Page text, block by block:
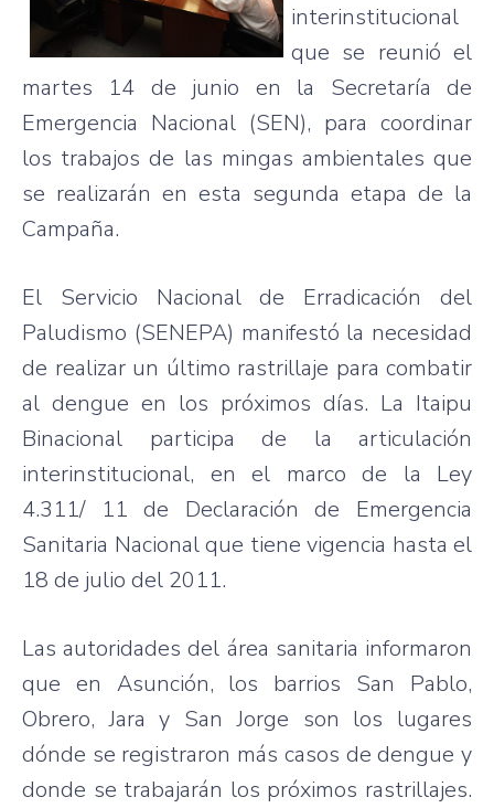
interinstitucional
que se reunió el
martes 14 de junio en la Secretaría de
Emergencia Nacional (SEN), para coordinar
los trabajos de las mingas ambientales que
se realizarán en esta segunda etapa de la
Campaña.
El Servicio Nacional de Erradicación del
Paludismo (SENEPA) manifestó la necesidad
de realizar un último rastrillaje para combatir
al dengue en los próximos días. La Itaipu
Binacional participa de la articulación
interinstitucional, en el marco de la Ley
4.311/ 11 de Declaración de Emergencia
Sanitaria Nacional que tiene vigencia hasta el
18 de julio del 2011.
Las autoridades del área sanitaria informaron
que en Asunción, los barrios San Pablo,
Obrero, Jara y San Jorge son los lugares
dónde se registraron más casos de dengue y
donde se trabajarán los próximos rastrillajes.